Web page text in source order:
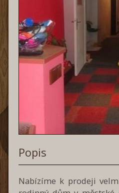
Popis
Nabízíme k prodeji